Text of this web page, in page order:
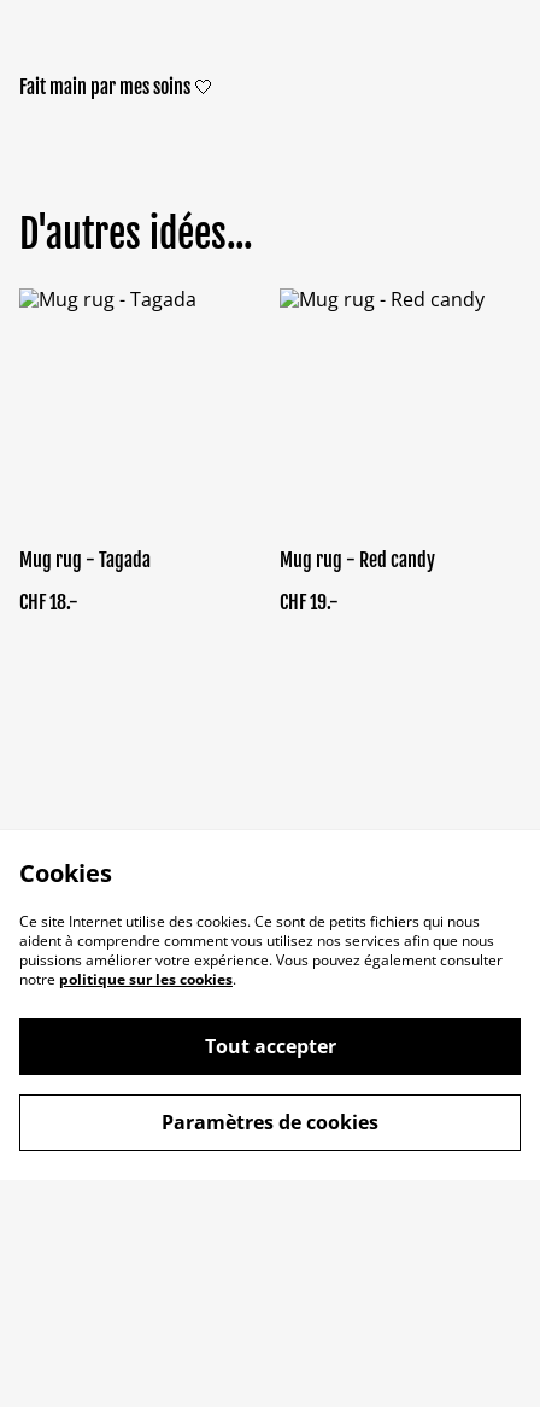
Fait main par mes soins 🤍
D'autres idées...
Mug rug - Tagada
CHF 18.-
Mug rug - Red candy
CHF 19.-
Cookies
Ce site Internet utilise des cookies. Ce sont de petits fichiers qui nous
aident à comprendre comment vous utilisez nos services afin que nous
puissions améliorer votre expérience. Vous pouvez également consulter
notre politique sur les cookies.
Tout accepter
Paramètres de cookies